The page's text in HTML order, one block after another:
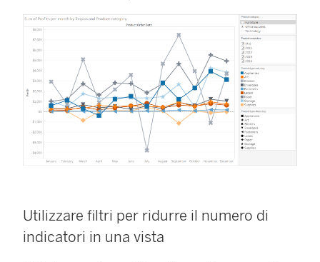
Utilizzare filtri per ridurre il numero di
indicatori in una vista